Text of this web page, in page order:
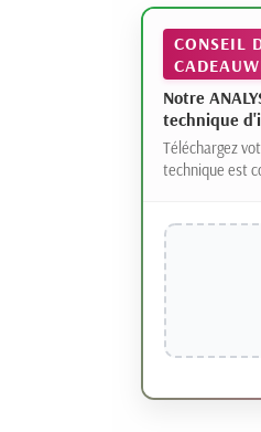
CONSEIL
Notre
technique
Téléchargez
technique est